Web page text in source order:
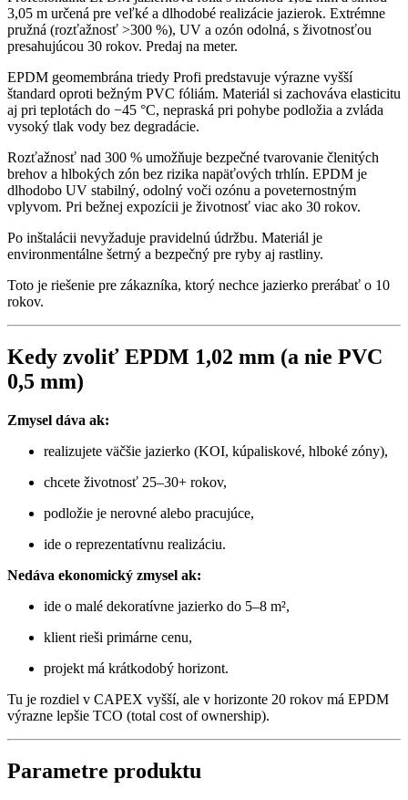
3,05 m určená pre veľké a dlhodobé realizácie jazierok. Extrémne
pružná (rozťažnosť >300 %), UV a ozón odolná, s životnosťou
presahujúcou 30 rokov. Predaj na meter.
EPDM geomembrána triedy Profi predstavuje výrazne vyšší
štandard oproti bežným PVC fóliám. Materiál si zachováva elasticitu
aj pri teplotách do −45 °C, nepraská pri pohybe podložia a zvláda
vysoký tlak vody bez degradácie.
Rozťažnosť nad 300 % umožňuje bezpečné tvarovanie členitých
brehov a hlbokých zón bez rizika napäťových trhlín. EPDM je
dlhodobo UV stabilný, odolný voči ozónu a poveternostným
vplyvom. Pri bežnej expozícii je životnosť viac ako 30 rokov.
Po inštalácii nevyžaduje pravidelnú údržbu. Materiál je
environmentálne šetrný a bezpečný pre ryby aj rastliny.
Toto je riešenie pre zákazníka, ktorý nechce jazierko prerábať o 10
rokov.
Kedy zvoliť EPDM 1,02 mm (a nie PVC
0,5 mm)
Zmysel dáva ak:
realizujete väčšie jazierko (KOI, kúpaliskové, hlboké zóny),
chcete životnosť 25–30+ rokov,
podložie je nerovné alebo pracujúce,
ide o reprezentatívnu realizáciu.
Nedáva ekonomický zmysel ak:
ide o malé dekoratívne jazierko do 5–8 m²,
klient rieši primárne cenu,
projekt má krátkodobý horizont.
Tu je rozdiel v CAPEX vyšší, ale v horizonte 20 rokov má EPDM
výrazne lepšie TCO (total cost of ownership).
Parametre produktu